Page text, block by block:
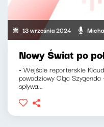
13 września 2024
Nowy Świat po
- Wejście reporterskie
powodziowy Olga
spływa...